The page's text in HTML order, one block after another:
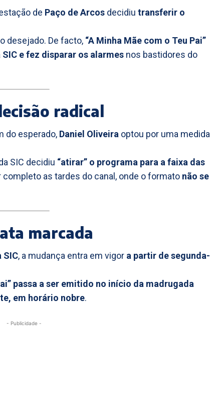
de Paço de Arcos decidiu transferir o
desejado. De facto, “A Minha Mãe com o Teu Pai”
e fez disparar os alarmes nos bastidores do
radical
do esperado, Daniel Oliveira optou por uma medida
SIC decidiu “atirar” o programa para a faixa das
completo as tardes do canal, onde o formato não se
marcada
SIC, a mudança entra em vigor a partir de segunda-
passa a ser emitido no início da madrugada
em horário nobre.
- Publicidade -